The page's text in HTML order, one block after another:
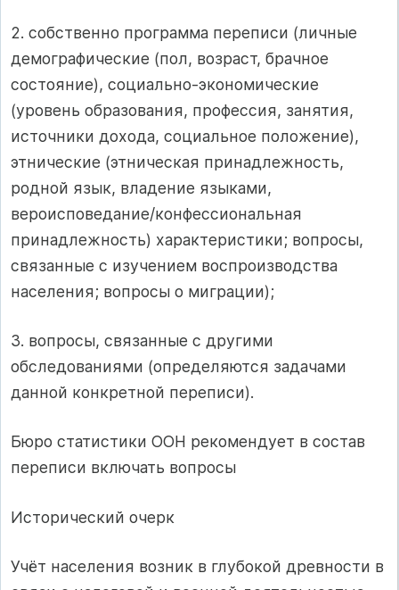
2. собственно программа переписи (личные
демографические (пол, возраст, брачное
состояние), социально-экономические
(уровень образования, профессия, занятия,
источники дохода, социальное положение),
этнические (этническая принадлежность,
родной язык, владение языками,
вероисповедание/конфессиональная
принадлежность) характеристики; вопросы,
связанные с изучением воспроизводства
населения; вопросы о миграции);
3. вопросы, связанные с другими
обследованиями (определяются задачами
данной конкретной переписи).
Бюро статистики ООН рекомендует в состав
переписи включать вопросы
Исторический очерк
Учёт населения возник в глубокой древности в